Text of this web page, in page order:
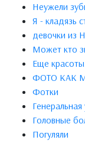
Неужели
Я - кладязь
девочки из
Может кто
Еще
ФОТО КАК
Фотки
Головные
Погуляли